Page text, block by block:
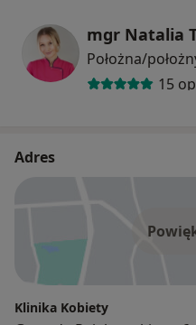
mgr Natalia
Położna/
15
Adres
Klinika Kobiety